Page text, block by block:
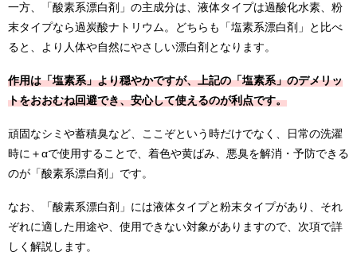
一方、「酸素系漂白剤」の主成分は、液体タイプは過酸化水素、粉
末タイプなら過炭酸ナトリウム。どちらも「塩素系漂白剤」と比べ
ると、より人体や自然にやさしい漂白剤となります。
作用は「塩素系」より穏やかですが、上記の「塩素系」のデメリッ
トをおおむね回避でき、安心して使えるのが利点です。
頑固なシミや蓄積臭など、ここぞという時だけでなく、日常の洗濯
時に＋αで使用することで、着色や黄ばみ、悪臭を解消・予防できる
のが「酸素系漂白剤」です。
なお、「酸素系漂白剤」には液体タイプと粉末タイプがあり、それ
ぞれに適した用途や、使用できない対象がありますので、次項で詳
しく解説します。